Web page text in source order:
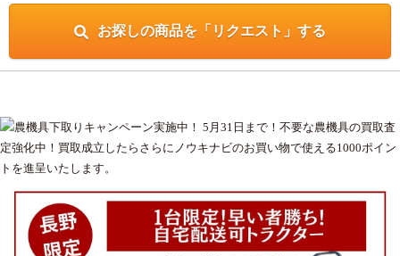
お探しの商品を「リクエスト」する